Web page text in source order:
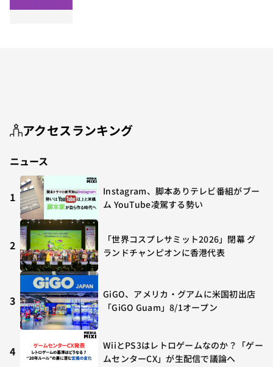
アクセスランキング
ニュース
1
Instagram、脚本ありテレビ番組がブー
ム YouTube凌駕する勢い
2
「世界コスプレサミット2026」閉幕 グ
ランドチャンピオンに香港代表
3
GiGO、アメリカ・グアムに米国初出店
「GiGO Guam」8/1オープン
4
WiiとPS3はレトロゲームなのか？「ゲー
ムセンターCX」が生配信で議論へ